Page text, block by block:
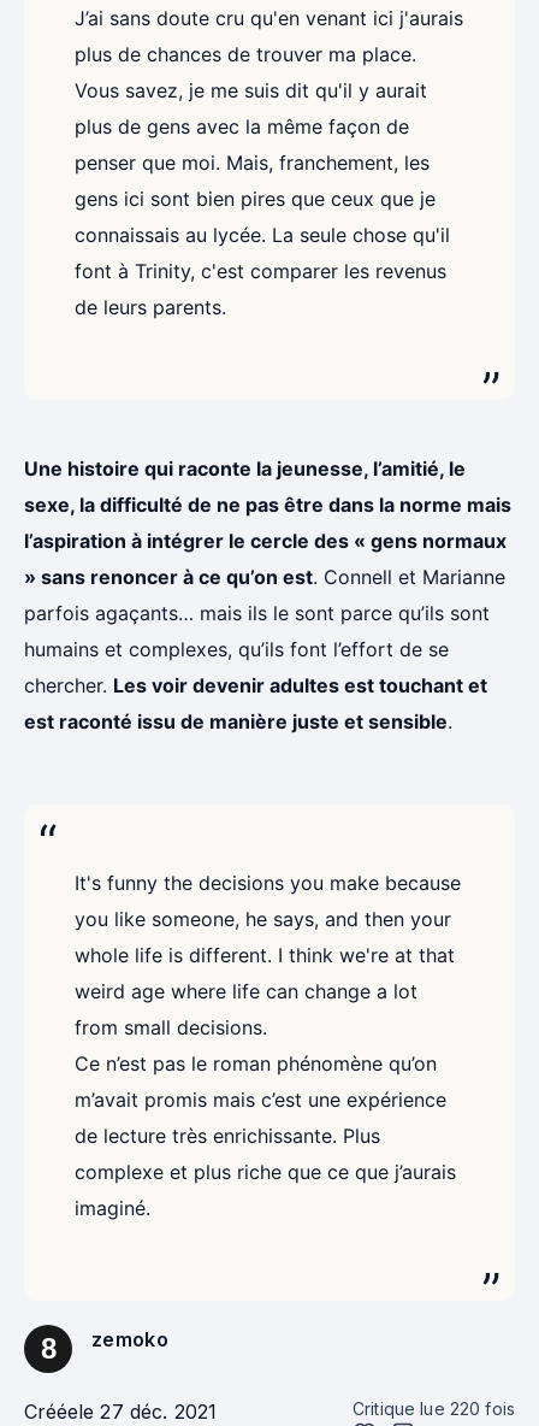
J’ai sans doute cru qu'en venant ici j'aurais
plus de chances de trouver ma place.
Vous savez, je me suis dit qu'il y aurait
plus de gens avec la même façon de
penser que moi. Mais, franchement, les
gens ici sont bien pires que ceux que je
connaissais au lycée. La seule chose qu'il
font à Trinity, c'est comparer les revenus
de leurs parents.
Une histoire qui raconte la jeunesse, l’amitié, le
sexe, la difficulté de ne pas être dans la norme mais
l’aspiration à intégrer le cercle des « gens normaux
» sans renoncer à ce qu’on est. Connell et Marianne
parfois agaçants… mais ils le sont parce qu’ils sont
humains et complexes, qu’ils font l’effort de se
chercher. Les voir devenir adultes est touchant et
est raconté issu de manière juste et sensible.
It's funny the decisions you make because
you like someone, he says, and then your
whole life is different. I think we're at that
weird age where life can change a lot
from small decisions.
Ce n’est pas le roman phénomène qu’on
m’avait promis mais c’est une expérience
de lecture très enrichissante. Plus
complexe et plus riche que ce que j’aurais
imaginé.
8 zemoko
Crééele 27 déc. 2021 Critique lue 220 fois